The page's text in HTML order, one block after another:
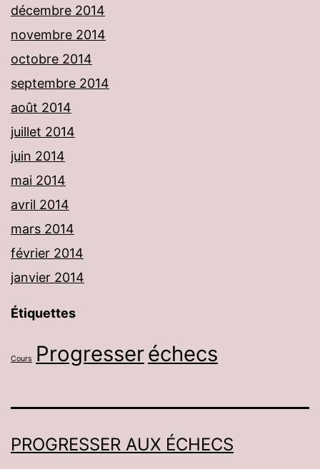
décembre 2014
novembre 2014
octobre 2014
septembre 2014
août 2014
juillet 2014
juin 2014
mai 2014
avril 2014
mars 2014
février 2014
janvier 2014
Étiquettes
Cours Progresseréchecs
PROGRESSER AUX ÉCHECS